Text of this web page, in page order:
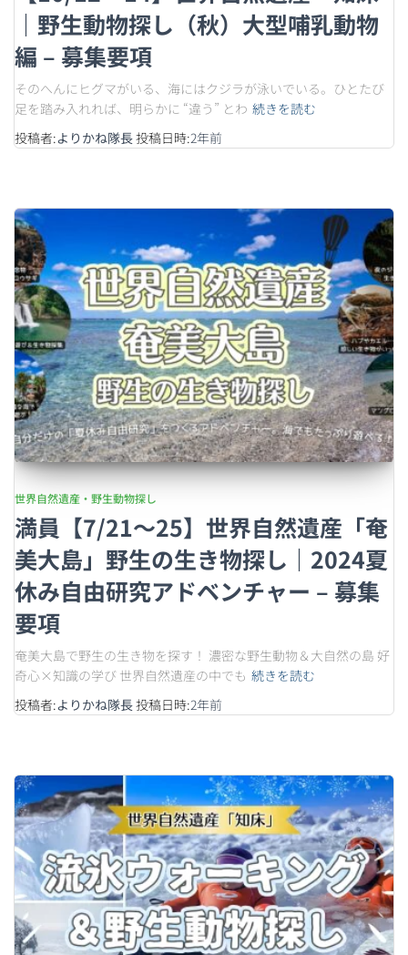
｜野生動物探し（秋）大型哺乳動物
編 – 募集要項
そのへんにヒグマがいる、海にはクジラが泳いでいる。ひとたび
足を踏み入れれば、明らかに “違う” とわ 続きを読む
投稿者:よりかね隊長投稿日時:2年前
世界自然遺産・野生動物探し
満員【7/21〜25】世界自然遺産「奄
美大島」野生の生き物探し｜2024夏
休み自由研究アドベンチャー – 募集
要項
奄美大島で野生の生き物を探す！ 濃密な野生動物＆大自然の島 好
奇心×知識の学び 世界自然遺産の中でも 続きを読む
投稿者:よりかね隊長投稿日時:2年前